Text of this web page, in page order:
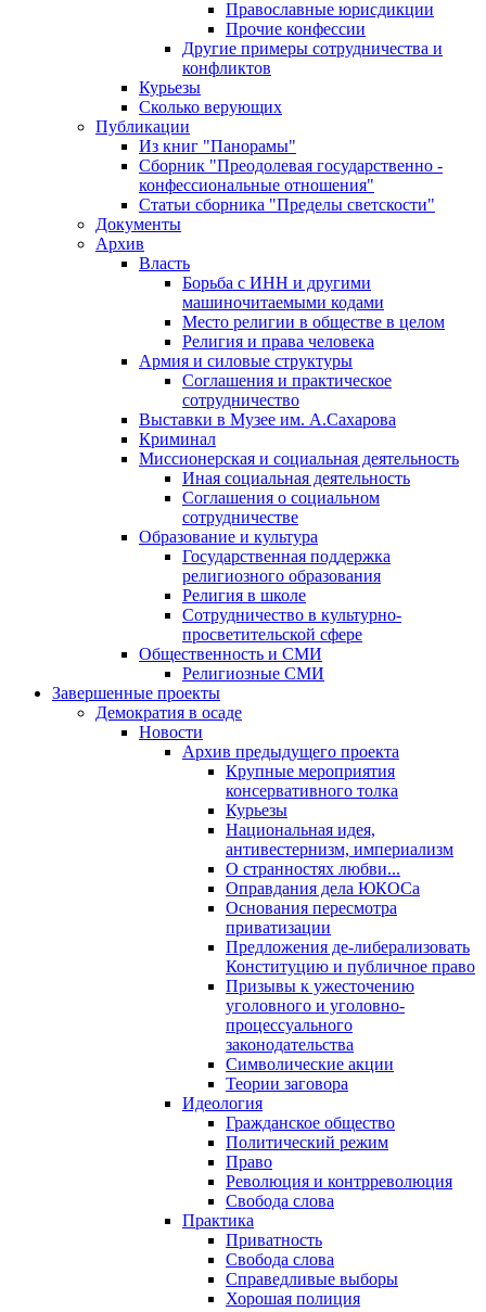
Православные юрисдикции
Прочие конфессии
Другие примеры сотрудничества и
конфликтов
Курьезы
Сколько верующих
Публикации
Из книг "Панорамы"
Сборник "Преодолевая государственно -
конфессиональные отношения"
Статьи сборника "Пределы светскости"
Документы
Архив
Власть
Борьба с ИНН и другими
машиночитаемыми кодами
Место религии в обществе в целом
Религия и права человека
Армия и силовые структуры
Соглашения и практическое
сотрудничество
Выставки в Музее им. А.Сахарова
Криминал
Миссионерская и социальная деятельность
Иная социальная деятельность
Соглашения о социальном
сотрудничестве
Образование и культура
Государственная поддержка
религиозного образования
Религия в школе
Сотрудничество в культурно-
просветительской сфере
Общественность и СМИ
Религиозные СМИ
Завершенные проекты
Демократия в осаде
Новости
Архив предыдущего проекта
Крупные мероприятия
консервативного толка
Курьезы
Национальная идея,
антивестернизм, империализм
О странностях любви...
Оправдания дела ЮКОСа
Основания пересмотра
приватизации
Предложения де-либерализовать
Конституцию и публичное право
Призывы к ужесточению
уголовного и уголовно-
процессуального
законодательства
Символические акции
Теории заговора
Идеология
Гражданское общество
Политический режим
Право
Революция и контрреволюция
Свобода слова
Практика
Приватность
Свобода слова
Справедливые выборы
Хорошая полиция